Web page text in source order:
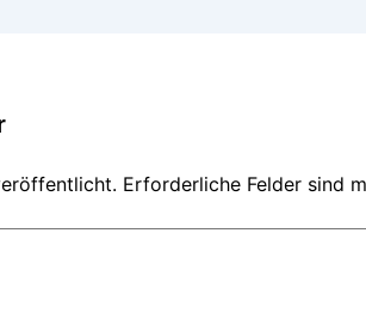
Erforderliche Felder sind